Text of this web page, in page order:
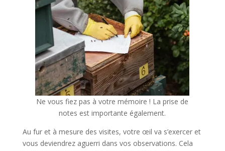
Ne vous fiez pas à votre mémoire ! La prise de
notes est importante également.
Au fur et à mesure des visites, votre œil va s’exercer et
vous deviendrez aguerri dans vos observations. Cela